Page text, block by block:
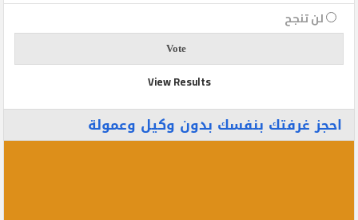
لن تنجح
View Results
احجز غرفتك بنفسك بدون وكيل وعمولة